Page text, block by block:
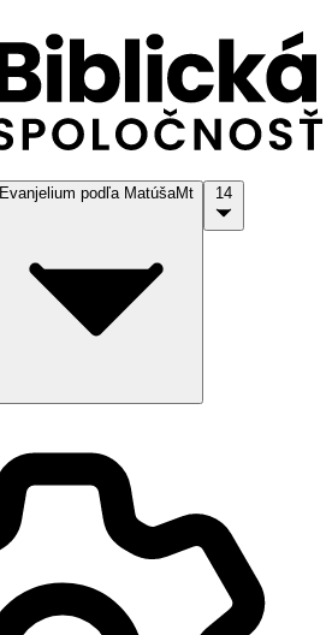
Evanjelium podľa MatúšaMt